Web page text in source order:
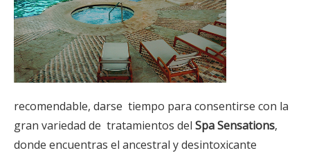
recomendable, darse tiempo para consentirse con la
gran variedad de tratamientos del Spa Sensations,
donde encuentras el ancestral y desintoxicante